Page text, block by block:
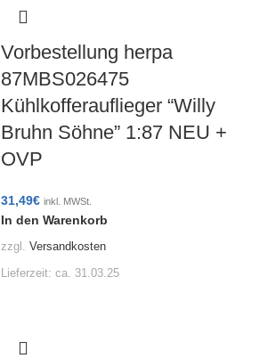
Vorbestellung herpa
87MBS026475
Kühlkofferauflieger “Willy
Bruhn Söhne” 1:87 NEU +
OVP
31,49€ inkl. MWSt.
In den Warenkorb
zzgl. Versandkosten
Lieferzeit: ca. 31.03.25